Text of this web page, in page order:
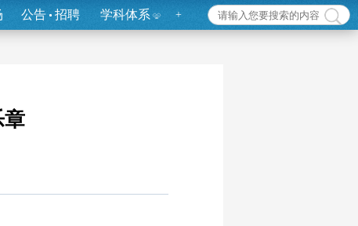
公告 招聘 学科体系 +
章